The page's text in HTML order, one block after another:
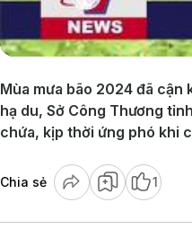
Mùa mưa bão 2024 đã
hạ du, Sở Công Thương
chứa, kịp thời ứng phó khi
Chia sẻ 1